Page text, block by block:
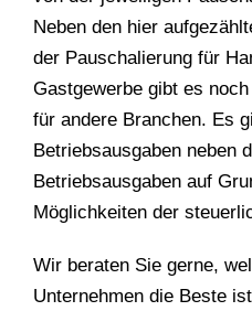
Neben den hier
der Pauschalierung für
Gastgewerbe gibt es
für andere Branchen. Es
Betriebsausgaben neben
Betriebsausgaben auf
Möglichkeiten der
Wir beraten Sie gerne,
Unternehmen die Beste